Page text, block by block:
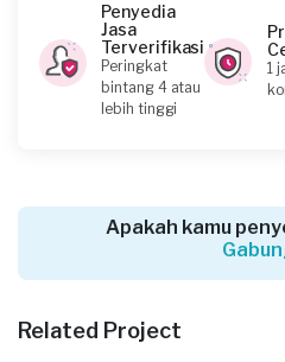
Zuhdi requested Service
15 hari yang lalu
Penyedia
Jasa
Terverifikasi
Peringkat
bintang 4 atau
lebih tinggi
1
Apakah kamu
Related Project